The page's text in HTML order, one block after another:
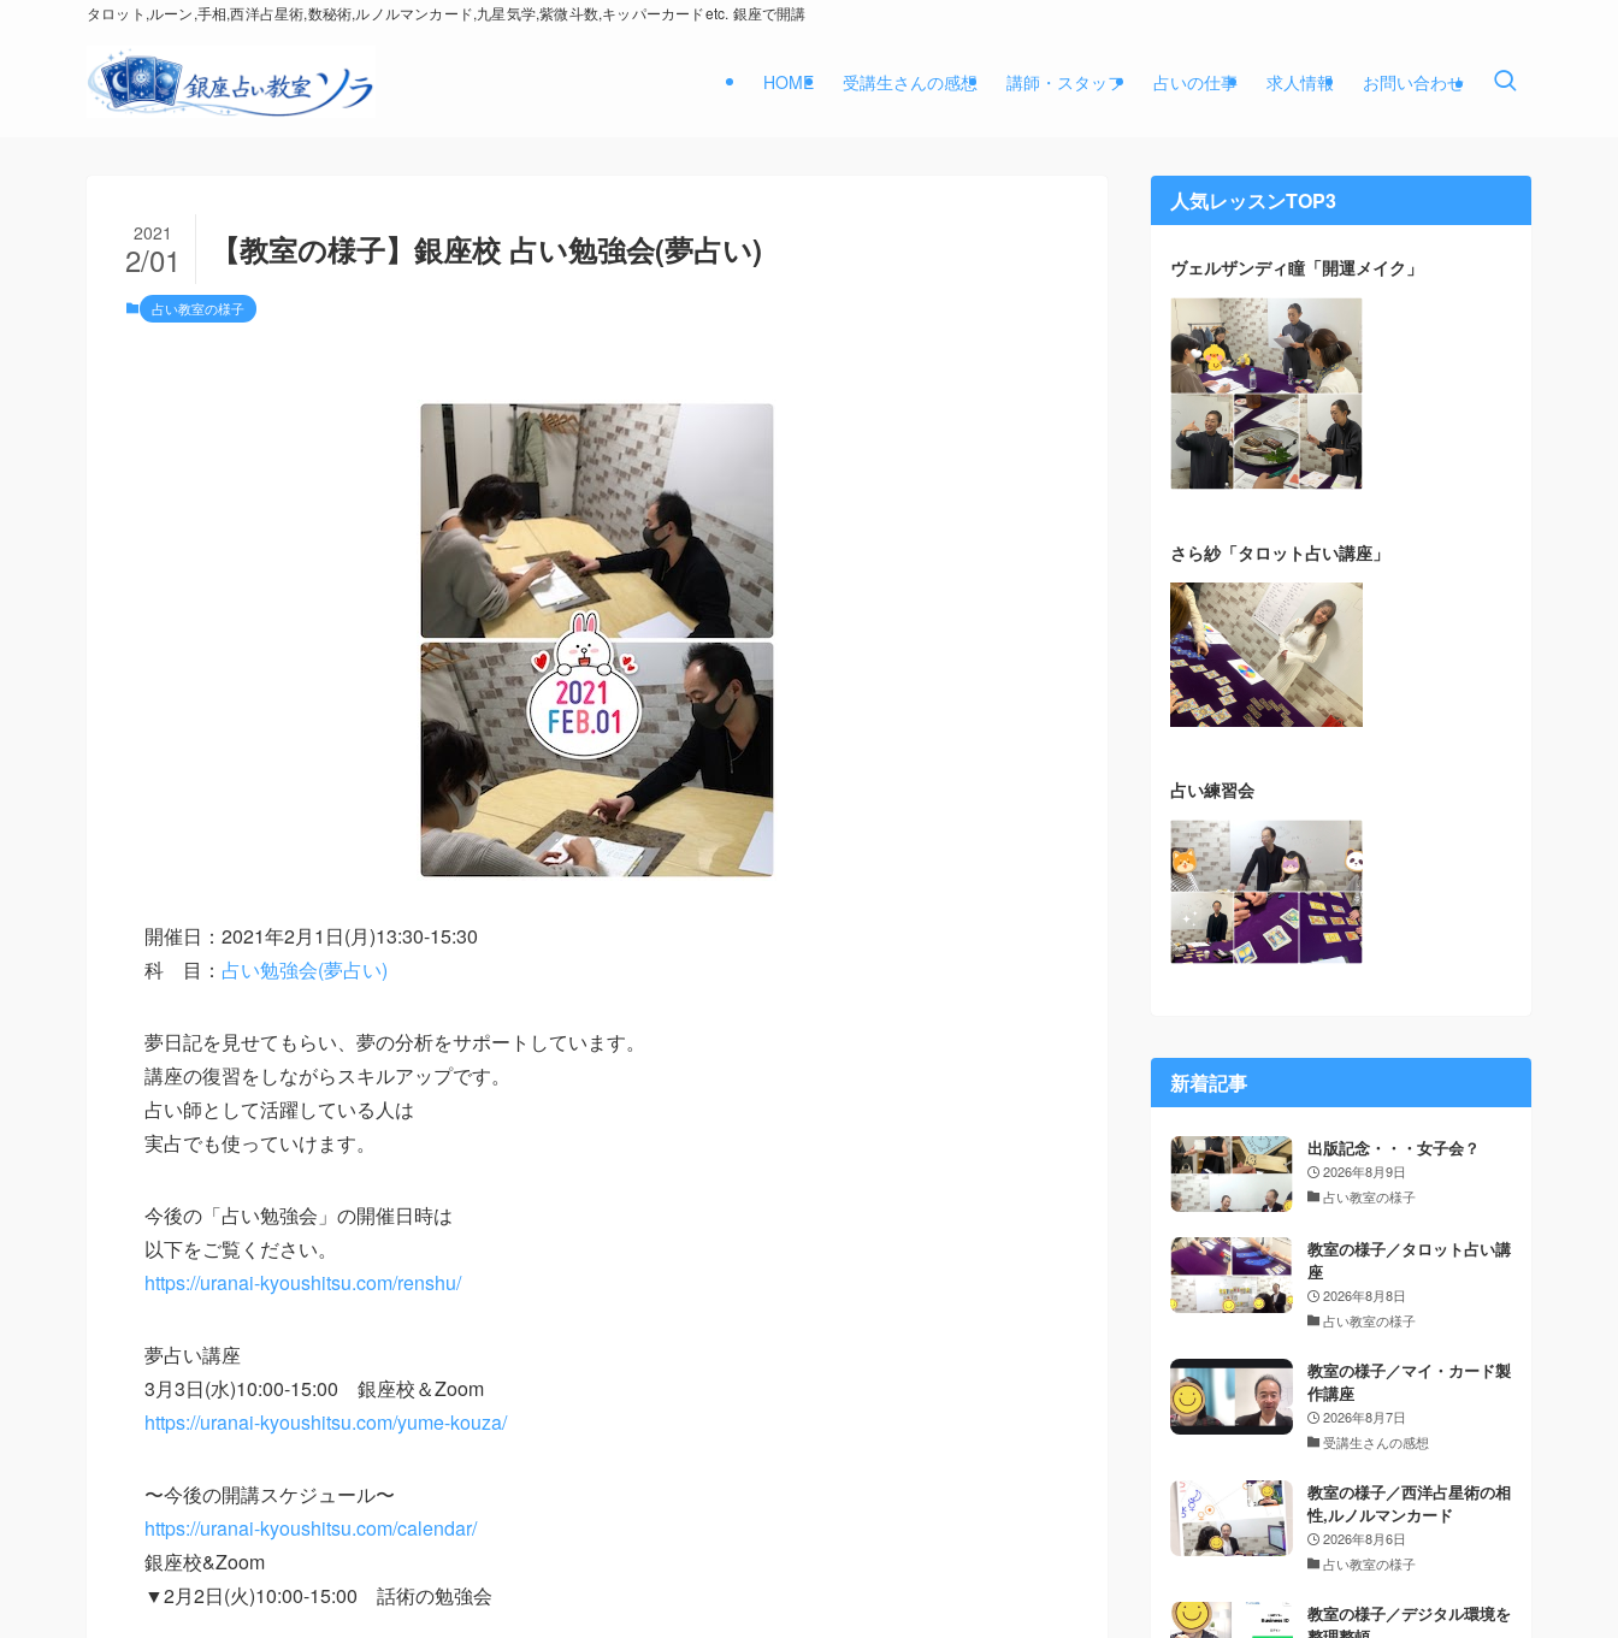
タロット,ルーン,手相,西洋占星術,数秘術,ルノルマンカード,九星気学,紫微斗数,キッパーカードetc. 銀座で開講
HOME 受講生さんの感想 講師・スタッフ 占いの仕事 求人情報 お問い合わせ
【教室の様子】銀座校 占い勉強会(夢占い)
2021
2/01
占い教室の様子
開催日：2021年2月1日(月)13:30-15:30
科 目： 占い勉強会(夢占い)
夢日記を見せてもらい、夢の分析をサポートしています。
講座の復習をしながらスキルアップです。
占い師として活躍している人は
実占でも使っていけます。
今後の「占い勉強会」の開催日時は
以下をご覧ください。
https://uranai-kyoushitsu.com/renshu/
夢占い講座
3月3日(水)10:00-15:00 銀座校＆Zoom
https://uranai-kyoushitsu.com/yume-kouza/
〜今後の開講スケジュール〜
https://uranai-kyoushitsu.com/calendar/
銀座校&Zoom
▼2月2日(火)10:00-15:00 話術の勉強会
人気レッスンTOP3
ヴェルザンディ瞳「開運メイク」
さら紗「タロット占い講座」
占い練習会
新着記事
出版記念・・・女子会？
2026年8月9日
占い教室の様子
教室の様子／タロット占い講
座
2026年8月8日
占い教室の様子
教室の様子／マイ・カード製
作講座
2026年8月7日
受講生さんの感想
教室の様子／西洋占星術の相
性,ルノルマンカード
2026年8月6日
占い教室の様子
教室の様子／デジタル環境を